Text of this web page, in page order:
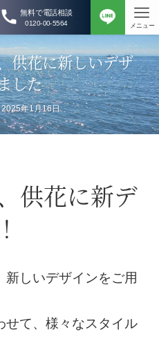
無料で電話相談
0120-00-5564 メニュー
供花に新しいデザ
した
2025年1月16日
供花に新デ
しいデザインをご用
せて、様々なスタイル